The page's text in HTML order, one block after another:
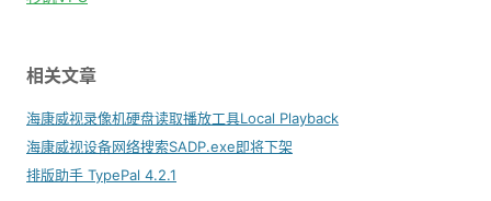
相关文章
海康威视录像机硬盘读取播放工具Local Playback
海康威视设备网络搜索SADP.exe即将下架
排版助手 TypePal 4.2.1